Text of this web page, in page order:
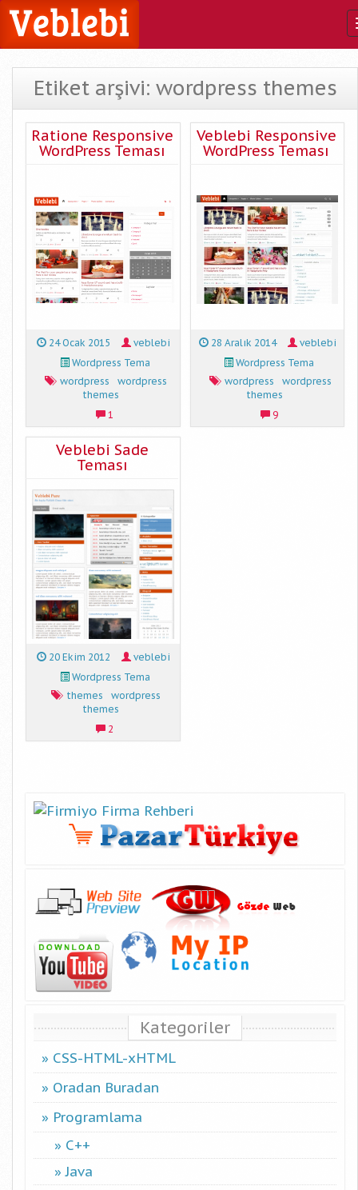
Etiket arşivi: wordpress themes
Ratione Responsive
WordPress Teması
24 Ocak 2015
veblebi
Wordpress Tema
wordpress
wordpress
themes
1
Veblebi Sade
Teması
20 Ekim 2012
veblebi
Wordpress Tema
themes
wordpress
themes
2
Veblebi Responsive
WordPress Teması
28 Aralık 2014
veblebi
Wordpress Tema
wordpress
wordpress
themes
9
Kategoriler
CSS-HTML-xHTML
Oradan Buradan
Programlama
C++
Java